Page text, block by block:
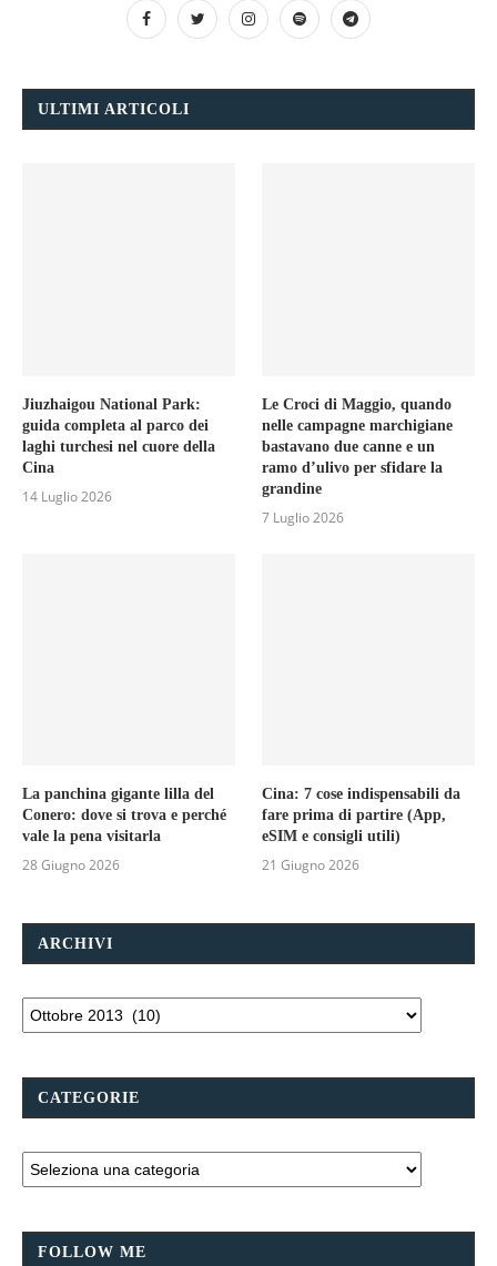
ULTIMI ARTICOLI
Jiuzhaigou National Park:
guida completa al parco dei
laghi turchesi nel cuore della
Cina
14 Luglio 2026
Le Croci di Maggio, quando
nelle campagne marchigiane
bastavano due canne e un
ramo d’ulivo per sfidare la
grandine
7 Luglio 2026
La panchina gigante lilla del
Conero: dove si trova e perché
vale la pena visitarla
28 Giugno 2026
Cina: 7 cose indispensabili da
fare prima di partire (App,
eSIM e consigli utili)
21 Giugno 2026
ARCHIVI
CATEGORIE
FOLLOW ME